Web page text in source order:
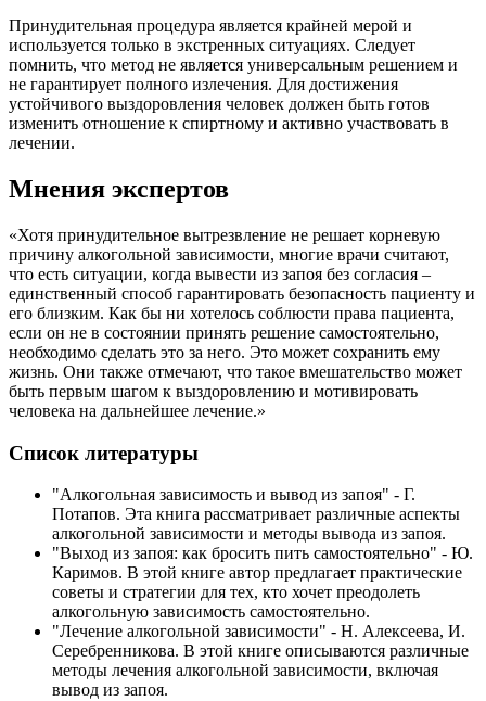
Принудительная процедура является крайней мерой и
используется только в экстренных ситуациях. Следует
помнить, что метод не является универсальным решением и
не гарантирует полного излечения. Для достижения
устойчивого выздоровления человек должен быть готов
изменить отношение к спиртному и активно участвовать в
лечении.
Мнения экспертов
«Хотя принудительное вытрезвление не решает корневую
причину алкогольной зависимости, многие врачи считают,
что есть ситуации, когда вывести из запоя без согласия –
единственный способ гарантировать безопасность пациенту и
его близким. Как бы ни хотелось соблюсти права пациента,
если он не в состоянии принять решение самостоятельно,
необходимо сделать это за него. Это может сохранить ему
жизнь. Они также отмечают, что такое вмешательство может
быть первым шагом к выздоровлению и мотивировать
человека на дальнейшее лечение.»
Список литературы
"Алкогольная зависимость и вывод из запоя" - Г.
Потапов. Эта книга рассматривает различные аспекты
алкогольной зависимости и методы вывода из запоя.
"Выход из запоя: как бросить пить самостоятельно" - Ю.
Каримов. В этой книге автор предлагает практические
советы и стратегии для тех, кто хочет преодолеть
алкогольную зависимость самостоятельно.
"Лечение алкогольной зависимости" - Н. Алексеева, И.
Серебренникова. В этой книге описываются различные
методы лечения алкогольной зависимости, включая
вывод из запоя.